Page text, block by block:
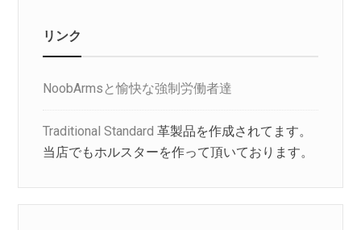
リンク
NoobArmsと愉快な強制労働者達
Traditional Standard 革製品を作成されてます。
当店でもホルスターを作って頂いております。